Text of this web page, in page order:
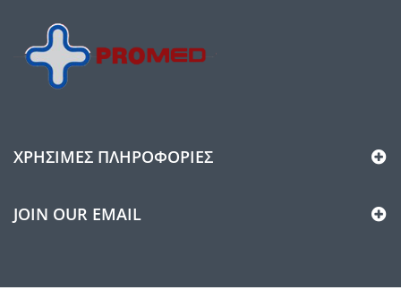
ΧΡΉΣΙΜΕΣ ΠΛΗΡΟΦΟΡΊΕΣ
JOIN OUR EMAIL